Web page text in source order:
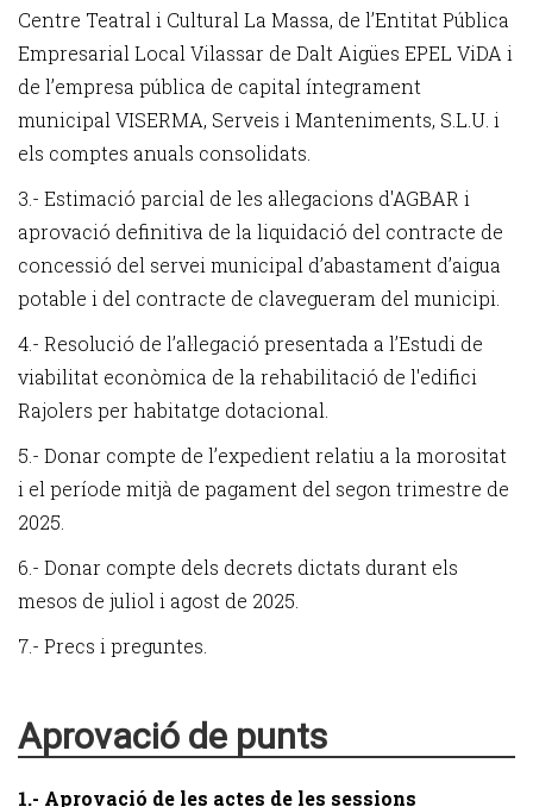
Centre Teatral i Cultural La Massa, de l’Entitat Pública
Empresarial Local Vilassar de Dalt Aigües EPEL ViDA i
de l’empresa pública de capital íntegrament
municipal VISERMA, Serveis i Manteniments, S.L.U. i
els comptes anuals consolidats.
3.- Estimació parcial de les al·legacions d'AGBAR i
aprovació definitiva de la liquidació del contracte de
concessió del servei municipal d’abastament d’aigua
potable i del contracte de clavegueram del municipi.
4.- Resolució de l’al·legació presentada a l’Estudi de
viabilitat econòmica de la rehabilitació de l'edifici
Rajolers per habitatge dotacional.
5.- Donar compte de l’expedient relatiu a la morositat
i el període mitjà de pagament del segon trimestre de
2025.
6.- Donar compte dels decrets dictats durant els
mesos de juliol i agost de 2025.
7.- Precs i preguntes.
Aprovació de punts
1.- Aprovació de les actes de les sessions